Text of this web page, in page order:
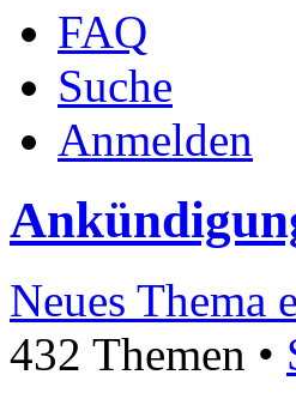
FAQ
Suche
Anmelden
Neues Thema
432 Themen •